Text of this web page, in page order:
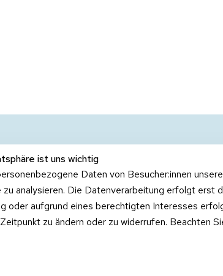
ist uns wichtig
Daten von Besucher:innen
analysieren. Die Datenverarbeitung erfolgt
oder aufgrund eines berechtigten Interesses
zu ändern oder zu widerrufen. Beachten